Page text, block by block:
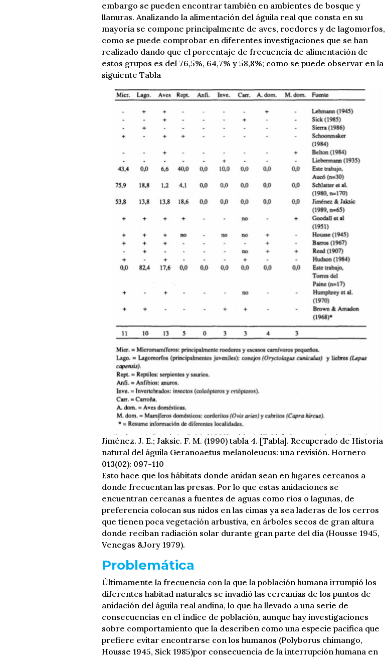
embargo se pueden encontrar también en ambientes de bosque y
llanuras. Analizando la alimentación del águila real que consta en su
mayoría se compone principalmente de aves, roedores y de lagomorfos,
como se puede comprobar en diferentes investigaciones que se han
realizado dando que el porcentaje de frecuencia de alimentación de
estos grupos es del 76,5%, 64,7% y 58,8%; como se puede observar en la
siguiente Tabla
Jiménez. J. E.; Jaksic. F. M. (1990) tabla 4. [Tabla]. Recuperado de Historia
natural del águila Geranoaetus melanoleucus: una revisión. Hornero
013(02): 097-110
Esto hace que los hábitats donde anidan sean en lugares cercanos a
donde frecuentan las presas. Por lo que estas anidaciones se
encuentran cercanas a fuentes de aguas como ríos o lagunas, de
preferencia colocan sus nidos en las cimas ya sea laderas de los cerros
que tienen poca vegetación arbustiva, en árboles secos de gran altura
donde reciban radiación solar durante gran parte del día (Housse 1945,
Venegas &Jory 1979).
Problemática
Últimamente la frecuencia con la que la población humana irrumpió los
diferentes habitad naturales se invadió las cercanías de los puntos de
anidación del águila real andina, lo que ha llevado a una serie de
consecuencias en el índice de población, aunque hay investigaciones
sobre comportamiento que la describen como una especie pacifica que
prefiere evitar encontrarse con los humanos (Polyborus chimango,
Housse 1945, Sick 1985)por consecuencia de la interrupción humana en